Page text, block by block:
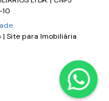
| Site para Imobiliária